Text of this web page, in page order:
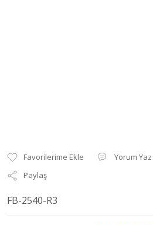
Yorum Yaz
Paylaş
FB-2540-R3